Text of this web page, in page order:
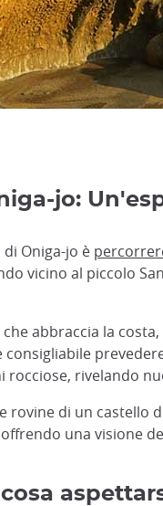
jo:
Oniga-jo è
vicino al piccolo
abbraccia la
consigliabile
rivelando
di un castello
una visione